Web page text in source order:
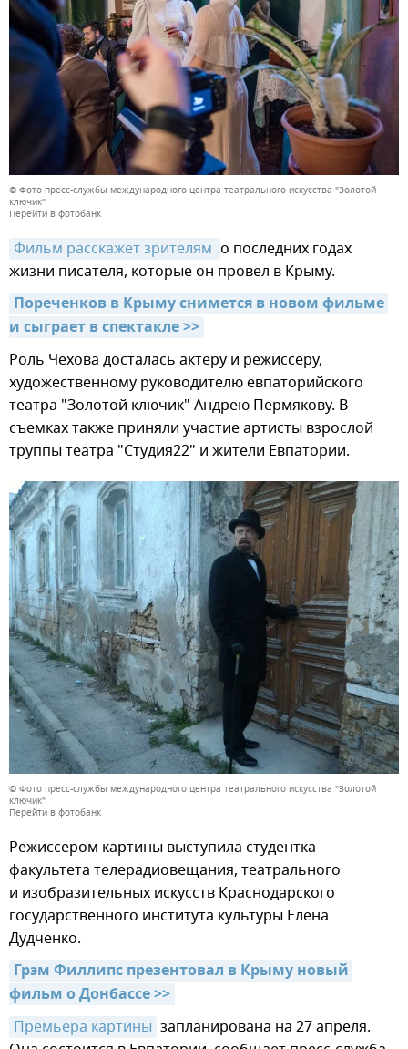
© Фото пресс-службы международного центра театрального искусства "Золотой
ключик"
Перейти в фотобанк
Фильм расскажет зрителям о последних годах
жизни писателя, которые он провел в Крыму.
Пореченков в Крыму снимется в новом фильме
и сыграет в спектакле >>
Роль Чехова досталась актеру и режиссеру,
художественному руководителю евпаторийского
театра "Золотой ключик" Андрею Пермякову. В
съемках также приняли участие артисты взрослой
труппы театра "Студия22" и жители Евпатории.
© Фото пресс-службы международного центра театрального искусства "Золотой
ключик"
Перейти в фотобанк
Режиссером картины выступила студентка
факультета телерадиовещания, театрального
и изобразительных искусств Краснодарского
государственного института культуры Елена
Дудченко.
Грэм Филлипс презентовал в Крыму новый
фильм о Донбассе >>
Премьера картины запланирована на 27 апреля.